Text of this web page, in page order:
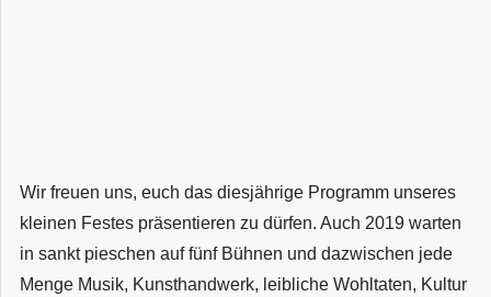
Wir freuen uns, euch das diesjährige Programm unseres
kleinen Festes präsentieren zu dürfen. Auch 2019 warten
in sankt pieschen auf fünf Bühnen und dazwischen jede
Menge Musik, Kunsthandwerk, leibliche Wohltaten, Kultur